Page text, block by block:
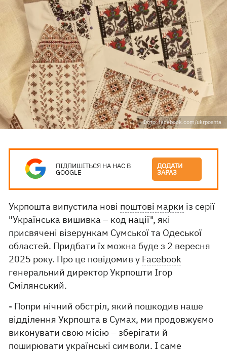
Фото: facebook.com/ukrposhta
ПІДПИШІТЬСЯ НА НАС В
GOOGLE
ДОДАТИ
ЗАРАЗ
Укрпошта випустила нові поштові марки із серії
"Українська вишивка – код нації", які
присвячені візерункам Сумської та Одеської
областей. Придбати їх можна буде з 2 вересня
2025 року. Про це повідомив у Facebook
генеральний директор Укрпошти Ігор
Смілянський.
- Попри нічний обстріл, який пошкодив наше
відділення Укрпошта в Сумах, ми продовжуємо
виконувати свою місію – зберігати й
поширювати українські символи. І саме